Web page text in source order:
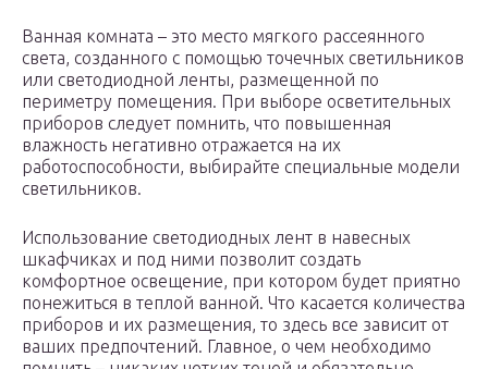
Ванная комната – это место мягкого рассеянного
света, созданного с помощью точечных светильников
или светодиодной ленты, размещенной по
периметру помещения. При выборе осветительных
приборов следует помнить, что повышенная
влажность негативно отражается на их
работоспособности, выбирайте специальные модели
светильников.
Использование светодиодных лент в навесных
шкафчиках и под ними позволит создать
комфортное освещение, при котором будет приятно
понежиться в теплой ванной. Что касается количества
приборов и их размещения, то здесь все зависит от
ваших предпочтений. Главное, о чем необходимо